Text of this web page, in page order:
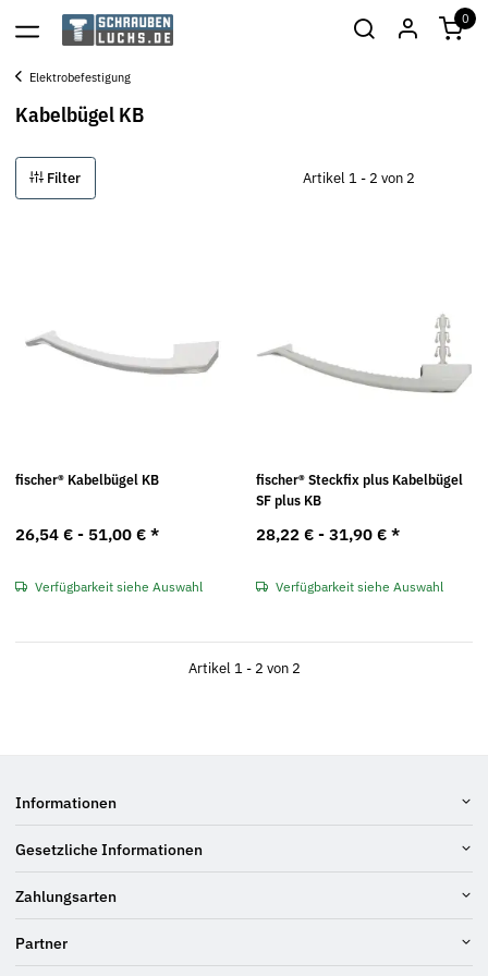
0
Elektrobefestigung
Kabelbügel KB
Filter Artikel 1 - 2 von 2
fischer® Kabelbügel KB
26,54 € - 51,00 € *
Verfügbarkeit siehe Auswahl
fischer® Steckfix plus Kabelbügel
SF plus KB
28,22 € - 31,90 € *
Verfügbarkeit siehe Auswahl
Artikel 1 - 2 von 2
Informationen
Gesetzliche Informationen
Zahlungsarten
Partner